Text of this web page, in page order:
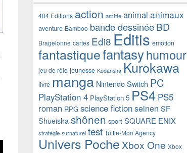
404 Editions action amitie animal animaux
aventure Bamboo bande dessinéeBD
Bragelonne cartes Edi8 Editis emotion
fantastiquefantasyhumour
jeu de rôle jeunesse Kodansha Kurokawa
livre manga Nintendo Switch PC
PlayStation 4 PlayStation 5 PS4 PS5
roman RPG science fictionseinen SF
Shueisha shônen sport SQUARE ENIX
stratégie surnaturel test Tuttle-Mori Agency
Univers Poche Xbox One Xbox